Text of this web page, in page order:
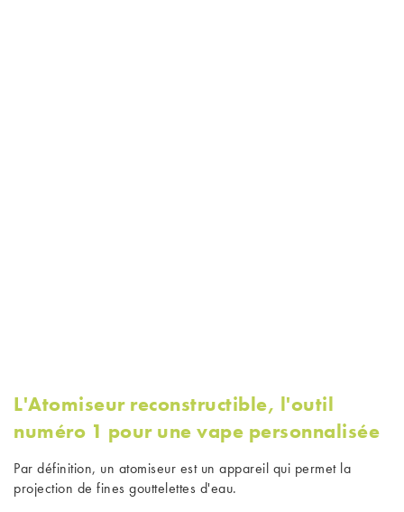
L'Atomiseur reconstructible, l'outil
numéro 1 pour une vape personnalisée
Par définition, un atomiseur est un appareil qui permet la
projection de fines gouttelettes d'eau.